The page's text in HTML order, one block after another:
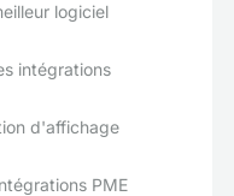
logiciel
intégrations
d'affichage
PME